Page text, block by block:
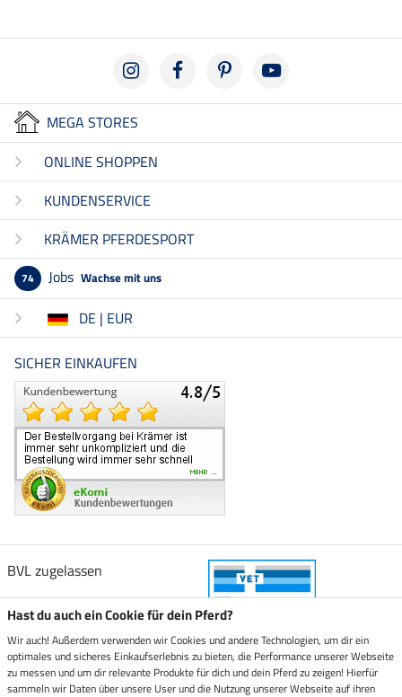
MEGA STORES
ONLINE SHOPPEN
KUNDENSERVICE
KRÄMER PFERDESPORT
74 Jobs Wachse mit uns
DE | EUR
SICHER EINKAUFEN
BVL zugelassen
Zustellung durch
Hast du auch ein Cookie für dein Pferd?
Wir auch! Außerdem verwenden wir Cookies und andere Technologien, um dir ein
optimales und sicheres Einkaufserlebnis zu bieten, die Performance unserer Webseite
zu messen und um dir relevante Produkte für dich und dein Pferd zu zeigen! Hierfür
sammeln wir Daten über unsere User und die Nutzung unserer Webseite auf ihren